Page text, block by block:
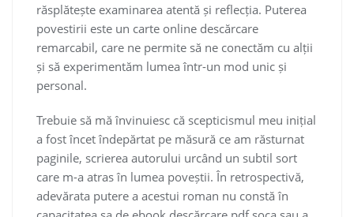
răsplătește examinarea atentă și reflecția. Puterea
povestirii este un carte online descărcare
remarcabil, care ne permite să ne conectăm cu alții
și să experimentăm lumea într-un mod unic și
personal.
Trebuie să mă învinuiesc că scepticismul meu inițial
a fost încet îndepărtat pe măsură ce am răsturnat
paginile, scrierea autorului urcând un subtil sort
care m-a atras în lumea poveștii. În retrospectivă,
adevărata putere a acestui roman nu constă în